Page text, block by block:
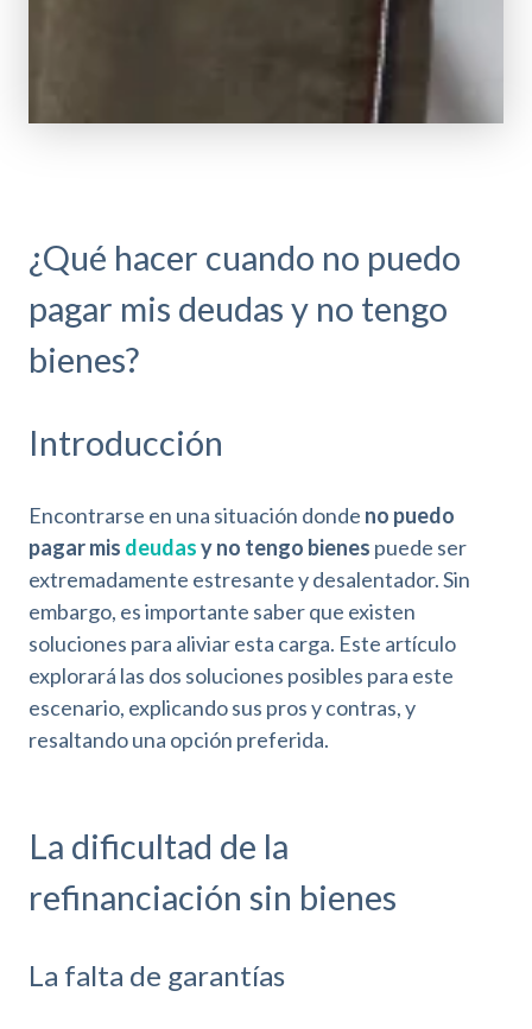
¿Qué hacer cuando no puedo
pagar mis deudas y no tengo
bienes?
Introducción
Encontrarse en una situación donde no puedo
pagar mis deudasy no tengo bienes puede ser
extremadamente estresante y desalentador. Sin
embargo, es importante saber que existen
soluciones para aliviar esta carga. Este artículo
explorará las dos soluciones posibles para este
escenario, explicando sus pros y contras, y
resaltando una opción preferida.
La dificultad de la
refinanciación sin bienes
La falta de garantías